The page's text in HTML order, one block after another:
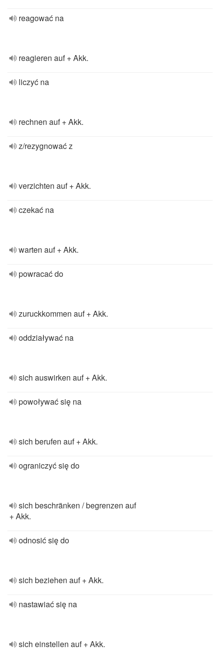
reagować na
reagieren auf + Akk.
liczyć na
rechnen auf + Akk.
z/rezygnować z
verzichten auf + Akk.
czekać na
warten auf + Akk.
powracać do
zuruckkommen auf + Akk.
oddziaływać na
sich auswirken auf + Akk.
powoływać się na
sich berufen auf + Akk.
ograniczyć się do
sich beschränken / begrenzen auf
+ Akk.
odnosić się do
sich beziehen auf + Akk.
nastawiać się na
sich einstellen auf + Akk.